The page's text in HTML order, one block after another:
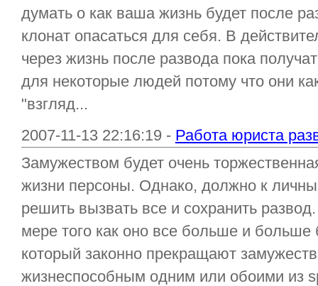
думать о как ваша жизнь будет после
клонат опасаться для себя. В
через жизнь после развода пока
для некоторые людей потому что они
"взгляд...
2007-11-13 22:16:19 - Работа юриста
Замужеством будет очень
жизни персоны. Однако, должно к
решить вызвать все и сохранить
мере того как оно все больше и
который законно прекращают
жизнеспособным одним или обоими из